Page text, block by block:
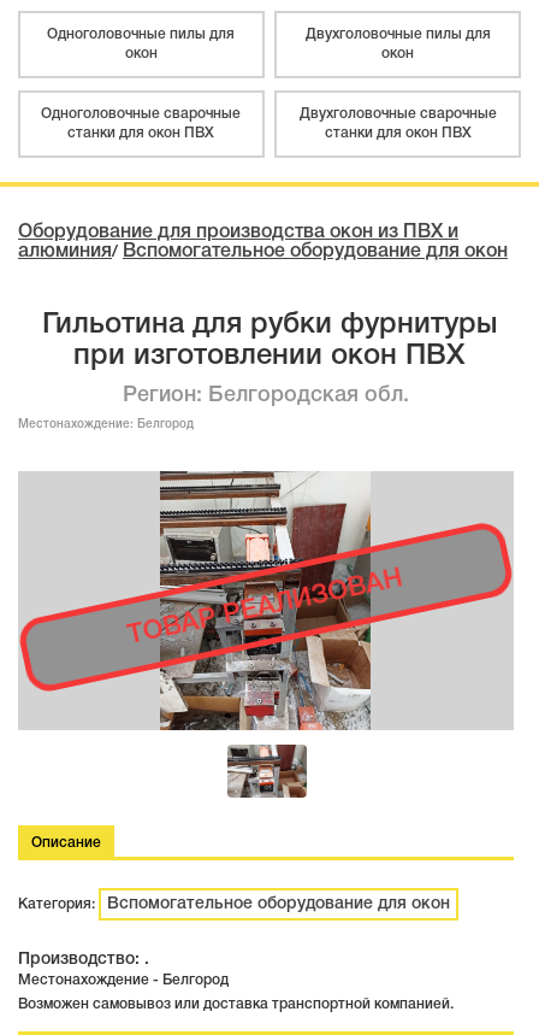
Одноголовочные пилы для
окон
Двухголовочные пилы для
окон
Одноголовочные сварочные
станки для окон ПВХ
Двухголовочные сварочные
станки для окон ПВХ
Оборудование для производства окон из ПВХ и
алюминия/ Вспомогательное оборудование для окон
Гильотина для рубки фурнитуры
при изготовлении окон ПВХ
Регион: Белгородская обл.
Местонахождение: Белгород
ТОВАР РЕАЛИЗОВАН
Описание
Категория: Вспомогательное оборудование для окон
Производство: .
Местонахождение - Белгород
Возможен самовывоз или доставка транспортной компанией.